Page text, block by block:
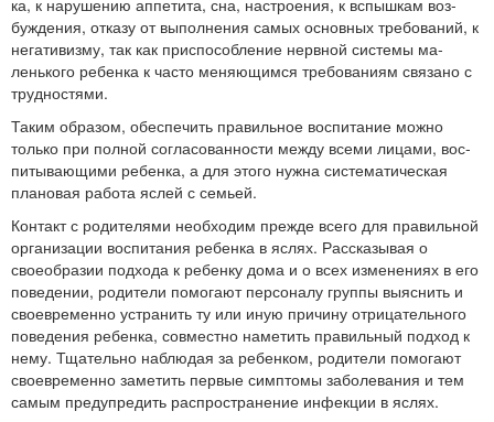
ка, к нарушению аппетита, сна, настроения, к вспышкам воз­
буждения, отказу от выполнения самых основных требований, к
негативизму, так как приспособление нервной системы ма­
ленького ребенка к часто меняющимся требованиям связано с
трудностями.
Таким образом, обеспечить правильное воспитание можно
только при полной согласованности между всеми лицами, вос­
питывающими ребенка, а для этого нужна систематическая
плановая работа яслей с семьей.
Контакт с родителями необходим прежде всего для правиль­ной
организации воспитания ребенка в яслях. Рассказывая о
своеобразии подхода к ребенку дома и о всех изменениях в его
поведении, родители помогают персоналу группы выяснить и
своевременно устранить ту или иную причину отрицательного
поведения ребенка, совместно наметить правильный подход к
нему. Тщательно наблюдая за ребенком, родители помогают
своевременно заметить первые симптомы заболевания и тем
самым предупредить распространение инфекции в яслях.